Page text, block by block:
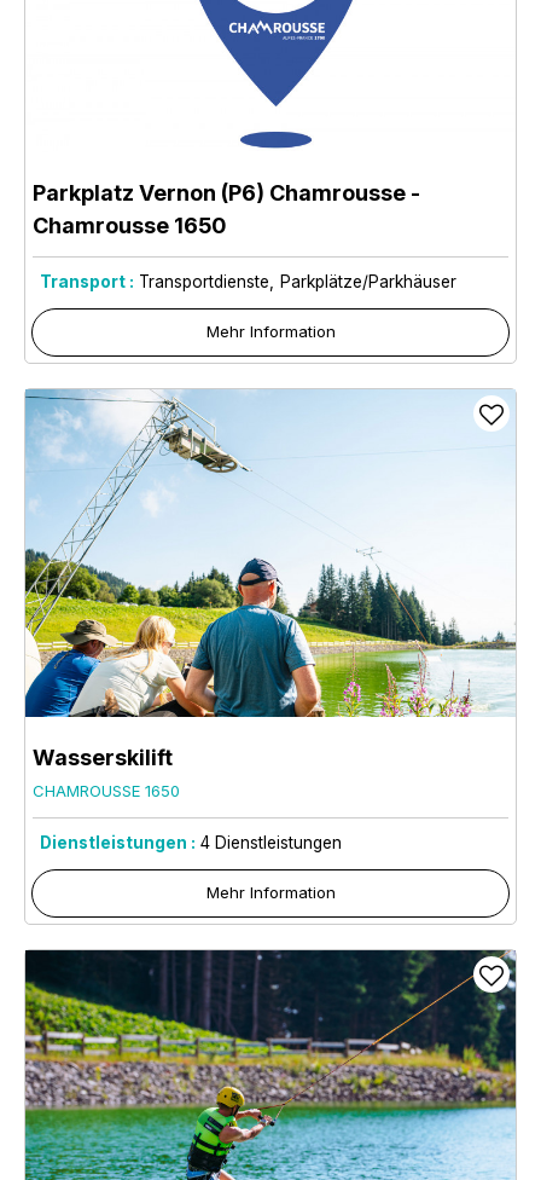
Parkplatz Vernon (P6) Chamrousse -
Chamrousse 1650
Transport : Transportdienste Parkplätze/Parkhäuser
Mehr Information
Wasserskilift
CHAMROUSSE 1650
Dienstleistungen : 4 Dienstleistungen
Mehr Information